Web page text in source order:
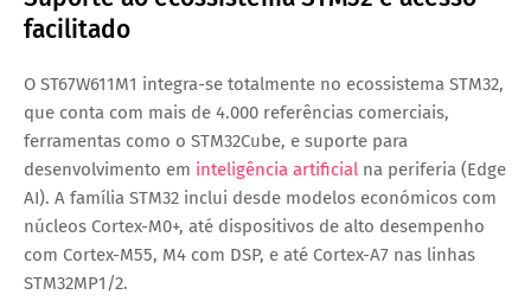
facilitado
O ST67W611M1 integra-se totalmente no ecossistema STM32,
que conta com mais de 4.000 referências comerciais,
ferramentas como o STM32Cube, e suporte para
desenvolvimento em inteligência artificial na periferia (Edge
AI). A família STM32 inclui desde modelos económicos com
núcleos Cortex-M0+, até dispositivos de alto desempenho
com Cortex-M55, M4 com DSP, e até Cortex-A7 nas linhas
STM32MP1/2.